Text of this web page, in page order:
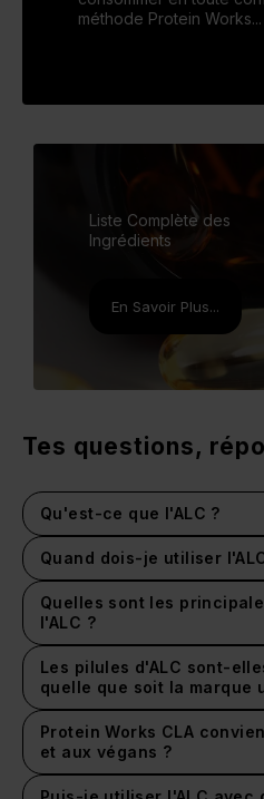
méthode Protein Works...
Liste Complète des
Ingrédients
En Savoir Plus...
Tes questions,
Qu'est-ce que l'ALC ?
Quand dois-je utiliser
Quelles sont les
l'ALC ?
Les pilules d'ALC sont-
quelle que soit la marque
Protein Works CLA
et aux végans ?